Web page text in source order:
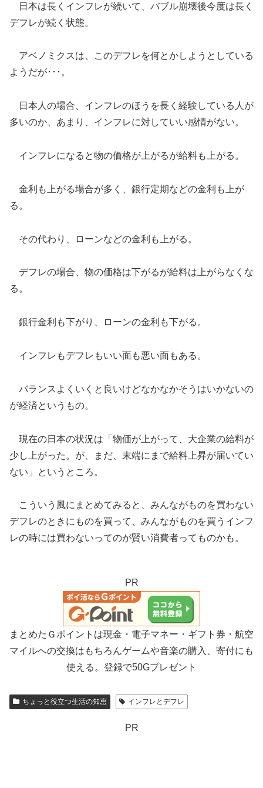
日本は長くインフレが続いて、バブル崩壊後今度は長く
デフレが続く状態。
アベノミクスは、このデフレを何とかしようとしている
ようだが･･･。
日本人の場合、インフレのほうを長く経験している人が
多いのか、あまり、インフレに対していい感情がない。
インフレになると物の価格が上がるが給料も上がる。
金利も上がる場合が多く、銀行定期などの金利も上が
る。
その代わり、ローンなどの金利も上がる。
デフレの場合、物の価格は下がるが給料は上がらなくな
る。
銀行金利も下がり、ローンの金利も下がる。
インフレもデフレもいい面も悪い面もある。
バランスよくいくと良いけどなかなかそうはいかないの
が経済というもの。
現在の日本の状況は「物価が上がって、大企業の給料が
少し上がった。が、まだ、末端にまで給料上昇が届いてい
ない」というところ。
こういう風にまとめてみると、みんながものを買わない
デフレのときにものを買って、みんながものを買うインフ
レの時には買わないってのが賢い消費者ってものかも。
PR
まとめたＧポイントは現金・電子マネー・ギフト券・航空
マイルへの交換はもちろんゲームや音楽の購入、寄付にも
使える。登録で50Gプレゼント
ちょっと役立つ生活の知恵 インフレとデフレ
PR